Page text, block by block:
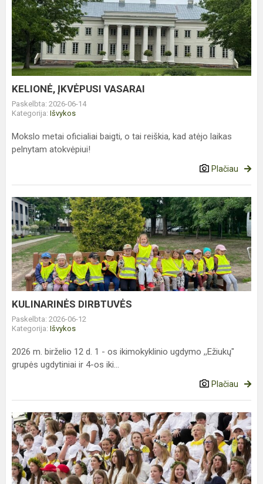
VASARAI
KELIONĖ, ĮKVĖPUSI VASARAI
Paskelbta: 2026-06-14
Kategorija: Išvykos
Mokslo metai oficialiai baigti, o tai reiškia, kad atėjo laikas
pelnytam atokvėpiui!
Plačiau
KULINARINĖS
DIRBTUVĖS
KULINARINĖS DIRBTUVĖS
Paskelbta: 2026-06-12
Kategorija: Išvykos
2026 m. birželio 12 d. 1 - os ikimokyklinio ugdymo ,,Ežiukų"
grupės ugdytiniai ir 4-os iki...
Plačiau
DAINŲ
ŠVENTĖ:
TRADICIJOS
IR
BENDRYSTĖ